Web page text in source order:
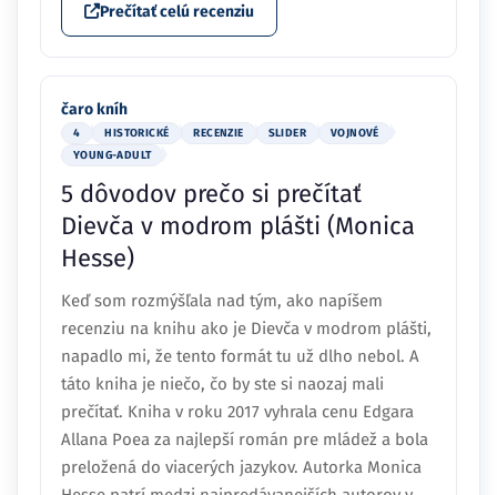
Prečítať celú recenziu
čaro kníh
4 HISTORICKÉ RECENZIE SLIDER
VOJNOVÉ
YOUNG-ADULT
5 dôvodov prečo si prečítať
Dievča v modrom plášti (Monica
Hesse)
Keď som rozmýšľala nad tým, ako napíšem
recenziu na knihu ako je Dievča v modrom plášti,
napadlo mi, že tento formát tu už dlho nebol. A
táto kniha je niečo, čo by ste si naozaj mali
prečítať. Kniha v roku 2017 vyhrala cenu Edgara
Allana Poea za najlepší román pre mládež a bola
preložená do viacerých jazykov. Autorka Monica